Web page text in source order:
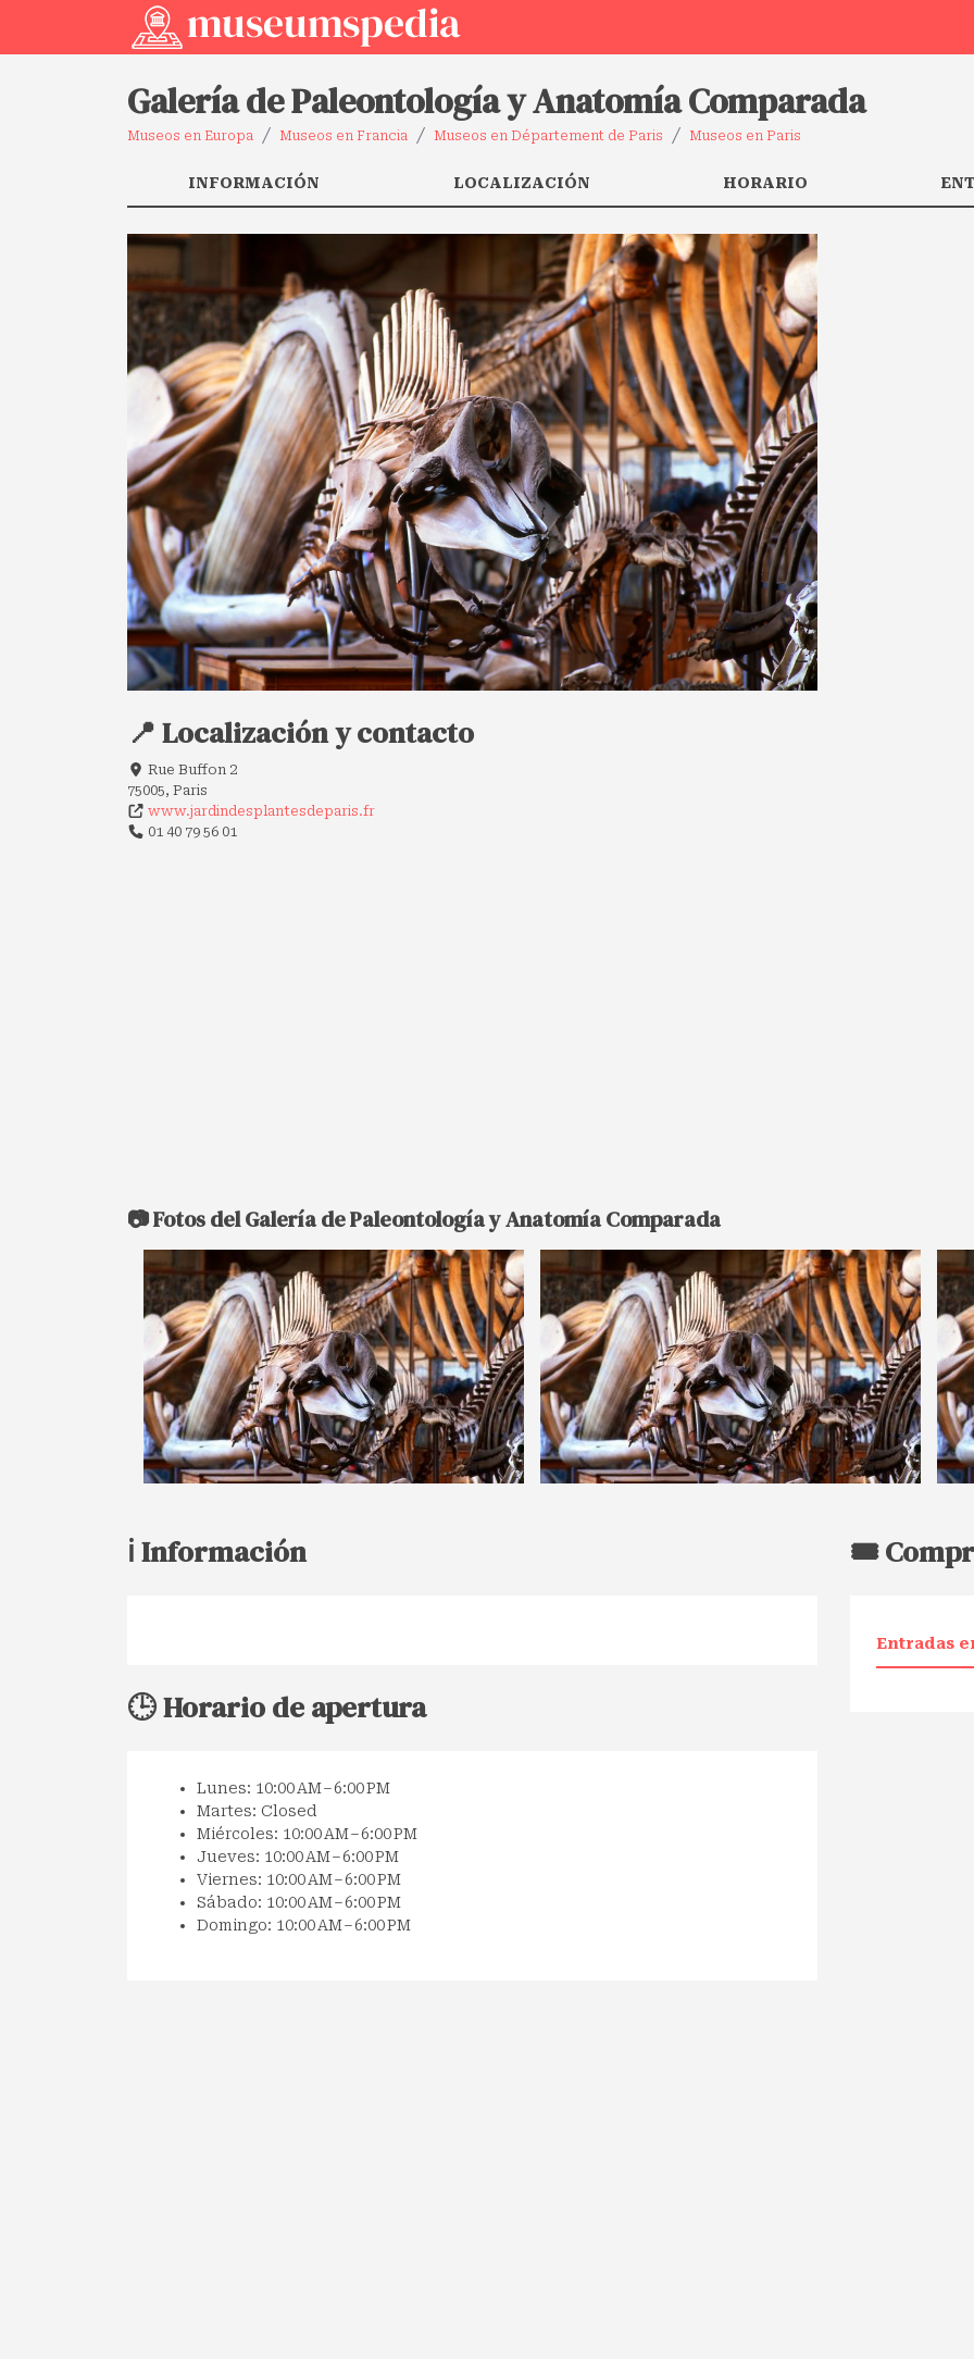
Galería de Paleontología y Anatomía Comparada
Museos en Europa Museos en Francia Museos en Département de Paris Museos en Paris
INFORMACIÓN LOCALIZACIÓN HORARIO
📍 Localización y contacto
Rue Buffon 2
75005, Paris
www.jardindesplantesdeparis.fr
01 40 79 56 01
📷 Fotos del Galería de Paleontología y Anatomía Comparada
ℹ️ Información
🕒 Horario de apertura
Lunes: 10:00 AM – 6:00 PM
Martes: Closed
Miércoles: 10:00 AM – 6:00 PM
Jueves: 10:00 AM – 6:00 PM
Viernes: 10:00 AM – 6:00 PM
Sábado: 10:00 AM – 6:00 PM
Domingo: 10:00 AM – 6:00 PM
🎟️
Entradas